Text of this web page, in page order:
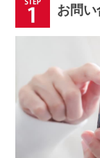
お問